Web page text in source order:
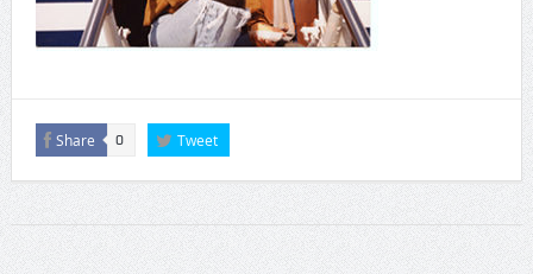
Share 0 Tweet